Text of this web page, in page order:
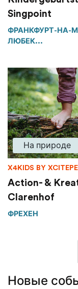
Singpoint
ФРАНКФУРТ-НА-
ЛЮБЕК...
На природе
X4KIDS BY
Action- &
Clarenhof
ФРЕХЕН
Новые